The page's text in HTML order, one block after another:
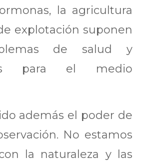
la agricultura
explotación suponen
de salud y
para el medio
además el poder de
No estamos
la naturaleza y las